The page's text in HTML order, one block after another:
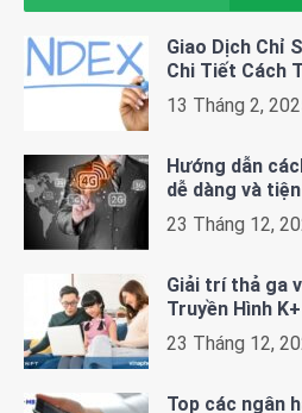
Giao Dịch Chỉ
Chi Tiết Cách
13 Tháng 2,
Hướng dẫn
dễ dàng và
23 Tháng 12,
Giải trí thả ga
Truyền Hình
23 Tháng 12,
Top các ngân